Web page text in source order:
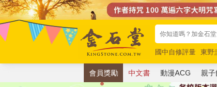
國中自修評量
東野
唯紅花綻放
奧德賽
會員獎勵 中文書 動漫ACG 親